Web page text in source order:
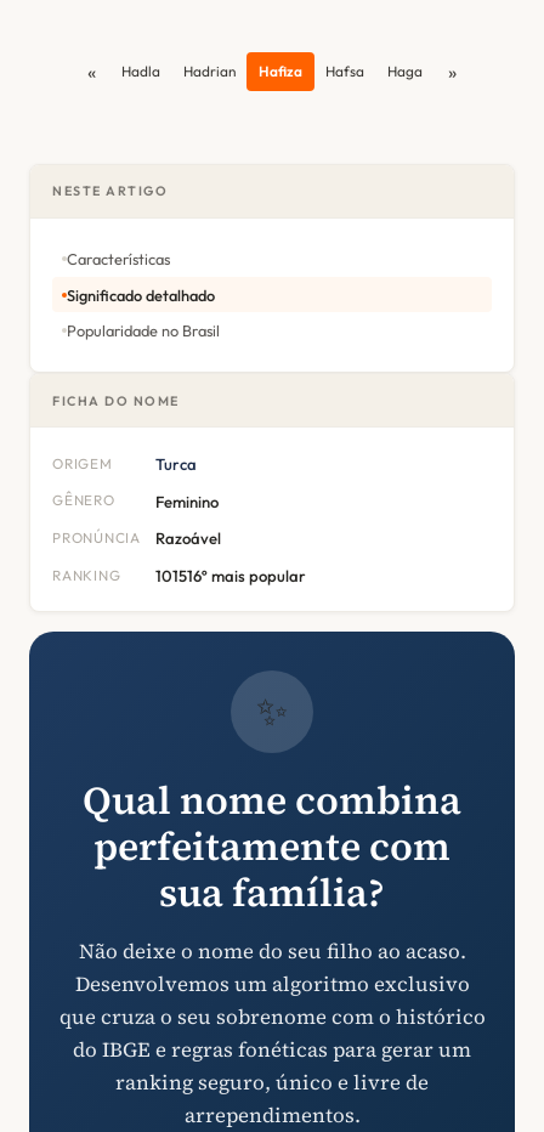
« Hadla Hadrian Hafiza Hafsa Haga »
NESTE ARTIGO
Características
Significado detalhado
Popularidade no Brasil
FICHA DO NOME
ORIGEM Turca
GÊNERO Feminino
PRONÚNCIA Razoável
RANKING 101516º mais popular
✨
Qual nome combina
perfeitamente com
sua família?
Não deixe o nome do seu filho ao acaso.
Desenvolvemos um algoritmo exclusivo
que cruza o seu sobrenome com o histórico
do IBGE e regras fonéticas para gerar um
ranking seguro, único e livre de
arrependimentos.